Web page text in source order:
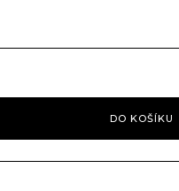
DO KOŠÍKU